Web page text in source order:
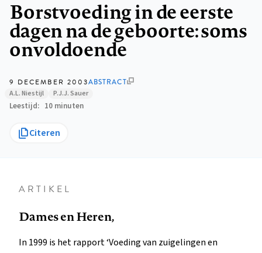
Borstvoeding in de eerste
dagen na de geboorte: soms
onvoldoende
9 DECEMBER 2003ABSTRACT
A.L. Niestijl
P.J.J. Sauer
Leestijd 10 minuten
Citeren
ARTIKEL
Dames en Heren,
In 1999 is het rapport ‘Voeding van zuigelingen en